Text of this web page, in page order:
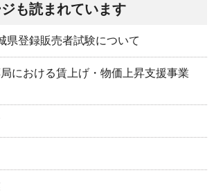
も読まれています
県登録販売者試験について
における賃上げ・物価上昇支援事業